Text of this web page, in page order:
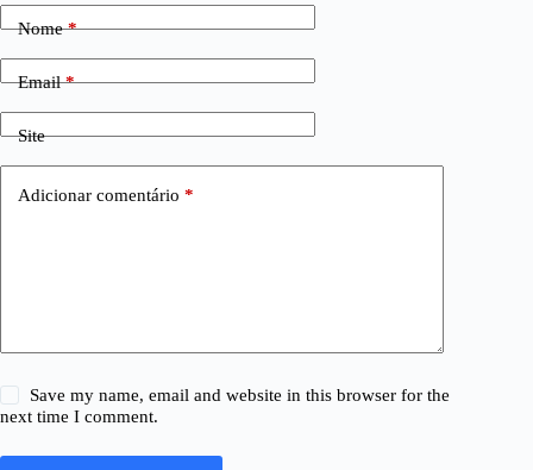
Nome*
Email*
Site
Adicionar comentário *
Save my name, email and website in this browser for the
next time I comment.